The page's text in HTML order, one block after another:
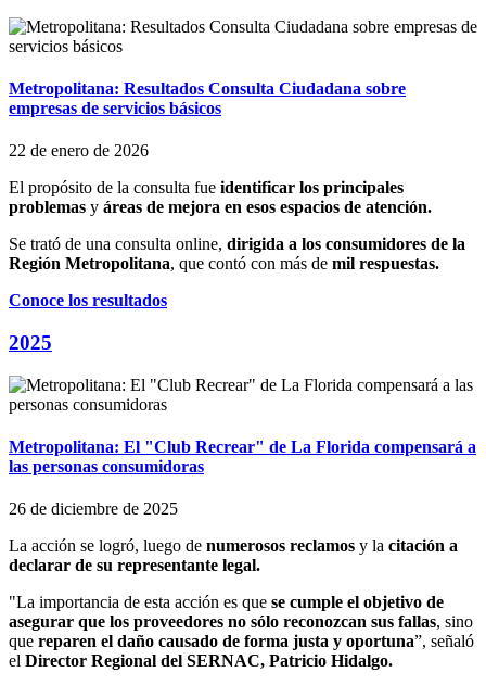
Metropolitana: Resultados Consulta Ciudadana sobre
empresas de servicios básicos
22 de enero de 2026
El propósito de la consulta fue identificar los principales
problemas y áreas de mejora en esos espacios de atención.
Se trató de una consulta online, dirigida a los consumidores de la
Región Metropolitana, que contó con más de mil respuestas.
Conoce los resultados
2025
Metropolitana: El "Club Recrear" de La Florida compensará a
las personas consumidoras
26 de diciembre de 2025
La acción se logró, luego de numerosos reclamos y la citación a
declarar de su representante legal.
"La importancia de esta acción es que se cumple el objetivo de
asegurar que los proveedores no sólo reconozcan sus fallas, sino
que reparen el daño causado de forma justa y oportuna”, señaló
el Director Regional del SERNAC, Patricio Hidalgo.